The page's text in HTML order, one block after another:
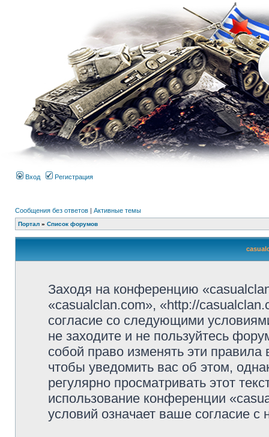
Вход Регистрация
Сообщения без ответов | Активные темы
Портал » Список форумов
Заходя на конференцию
«casualclan.com», «http://
согласие со следующими
не заходите и не пользуйтесь
собой право изменять эти
чтобы уведомить вас об этом,
регулярно просматривать этот
использование конференции
условий означает ваше согласие с